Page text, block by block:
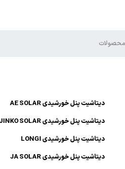
دیتاشیت پنل خورشیدی AE SOLAR
دیتاشیت پنل خورشیدی JINKO SOLAR
دیتاشیت پنل خورشیدی LONGI
دیتاشیت پنل خورشیدی JA SOLAR